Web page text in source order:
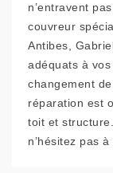
n’entravent
couvreur
Antibes,
adéquats à
changement
réparation est
toit et
n’hésitez pas